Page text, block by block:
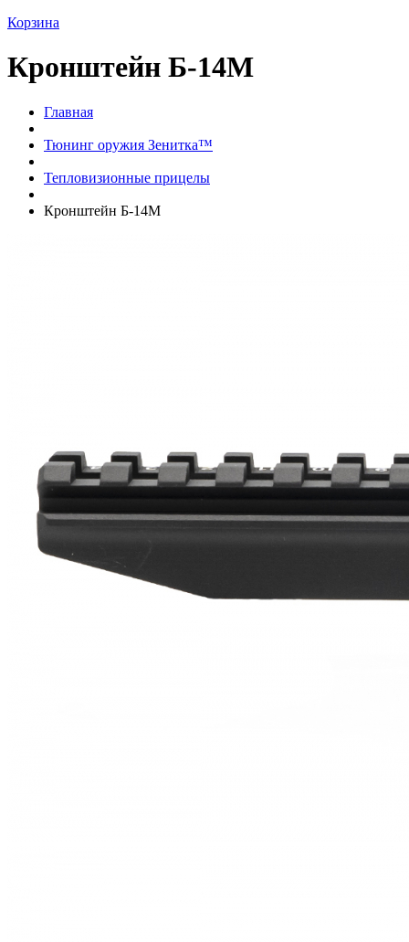
Корзина
Кронштейн Б-14М
Главная
Тюнинг оружия Зенитка™
Тепловизионные прицелы
Кронштейн Б-14М